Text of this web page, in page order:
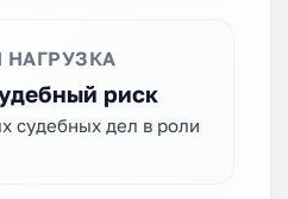
НАГРУЗКА
риск
судебных дел в роли